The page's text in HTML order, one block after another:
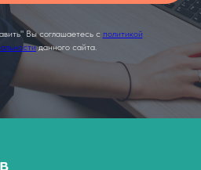
Вы соглашаетесь с политикой
данного сайта.